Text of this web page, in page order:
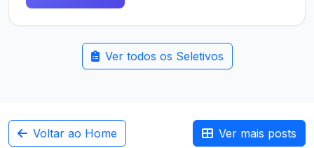
Ver todos os Seletivos
Voltar ao Home Ver mais posts